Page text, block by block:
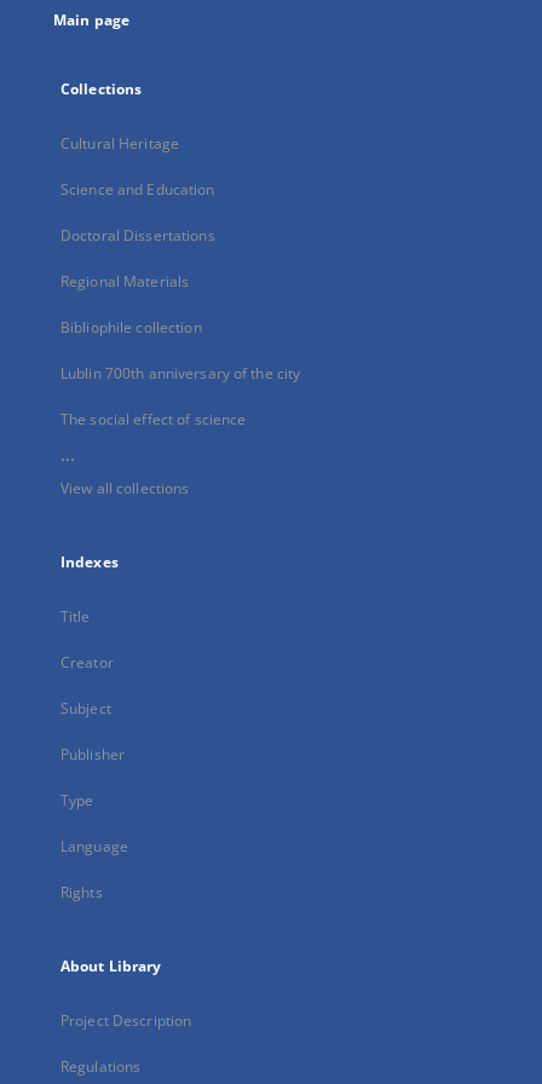
Main page
Collections
Cultural Heritage
Science and Education
Doctoral Dissertations
Regional Materials
Bibliophile collection
Lublin 700th anniversary of the city
The social effect of science
...
View all collections
Indexes
Title
Creator
Subject
Publisher
Type
Language
Rights
About Library
Project Description
Regulations